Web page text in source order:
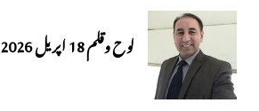
لوح وقلم 18 اپریل 2026